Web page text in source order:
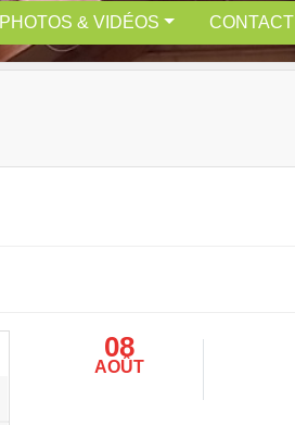
PHOTOS & VIDÉOS CONTACT
08
AOÛT